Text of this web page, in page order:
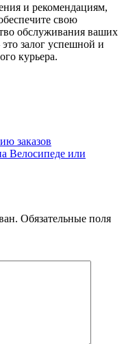
и рекомендациям,
свою
обслуживания ваших
залог успешной и
курьера.
заказов
Велосипеде или
Обязательные поля